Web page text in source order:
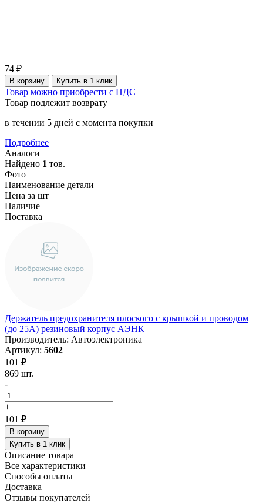
74 ₽
В корзину Купить в 1 клик
Товар можно приобрести с НДС
Товар подлежит возврату
в течении 5 дней с момента покупки
Подробнее
Аналоги
Найдено 1 тов.
Фото
Наименование детали
Цена за шт
Наличие
Поставка
Держатель предохранителя плоского с крышкой и проводом
(до 25А) резиновый корпус АЭНК
Производитель: Автоэлектроника
Артикул: 5602
101 ₽
869 шт.
-
+
101 ₽
В корзину
Купить в 1 клик
Описание товара
Все характеристики
Способы оплаты
Доставка
Отзывы покупателей